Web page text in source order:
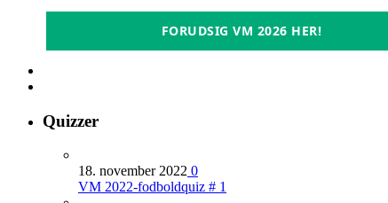
FORUDSIG VM 2026 HER!
Quizzer
18. november 2022 0
VM 2022-fodboldquiz # 1